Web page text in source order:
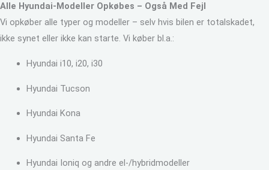
Alle Hyundai-Modeller Opkøbes – Også Med Fejl
Vi opkøber alle typer og modeller – selv hvis bilen er totalskadet,
ikke synet eller ikke kan starte. Vi køber bl.a.:
Hyundai i10, i20, i30
Hyundai Tucson
Hyundai Kona
Hyundai Santa Fe
Hyundai Ioniq og andre el-/hybridmodeller